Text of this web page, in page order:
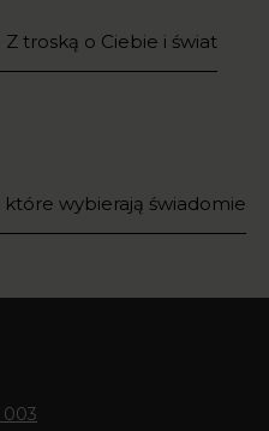
Z troską o Ciebie i świat
które wybierają świadomie
003